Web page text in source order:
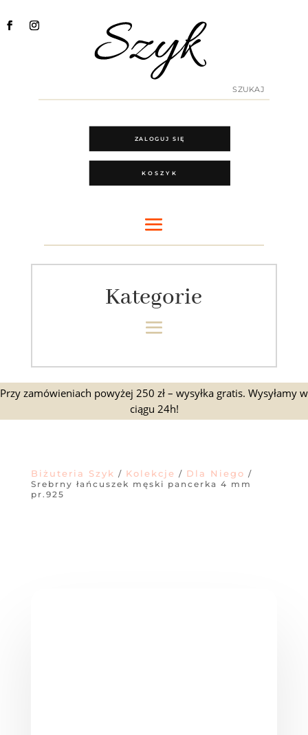
ZALOGUJ SIĘ
KOSZYK
Kategorie
Przy zamówieniach powyżej 250 zł – wysyłka gratis. Wysyłamy w
ciągu 24h!
Biżuteria Szyk / Kolekcje / Dla Niego /
Srebrny łańcuszek męski pancerka 4 mm
pr.925